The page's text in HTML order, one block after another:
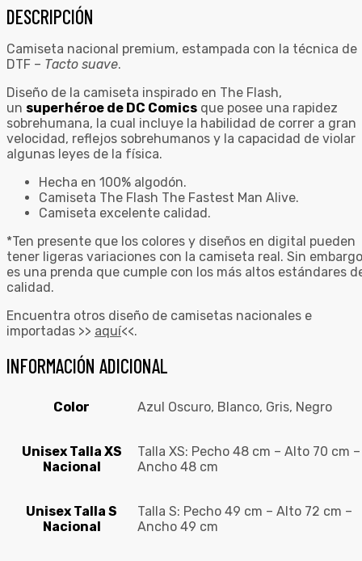
DESCRIPCIÓN
Camiseta nacional premium, estampada con la técnica de
DTF – Tacto suave.
Diseño de la camiseta inspirado en The Flash,
un superhéroe de DC Comics que posee una rapidez
sobrehumana, la cual incluye la habilidad de correr a gran
velocidad, reflejos sobrehumanos y la capacidad de violar
algunas leyes de la física.
Hecha en 100% algodón.
Camiseta The Flash The Fastest Man Alive.
Camiseta excelente calidad.
*Ten presente que los colores y diseños en digital pueden
tener ligeras variaciones con la camiseta real. Sin
es una prenda que cumple con los más altos estándares
calidad.
Encuentra otros diseño de camisetas nacionales e
importadas >> aquí<<.
INFORMACIÓN ADICIONAL
Color Azul Oscuro, Blanco, Gris, Negro
Unisex Talla XS
Nacional
Talla XS: Pecho 48 cm – Alto 70 cm –
Ancho 48 cm
Unisex Talla S
Nacional
Talla S: Pecho 49 cm – Alto 72 cm –
Ancho 49 cm